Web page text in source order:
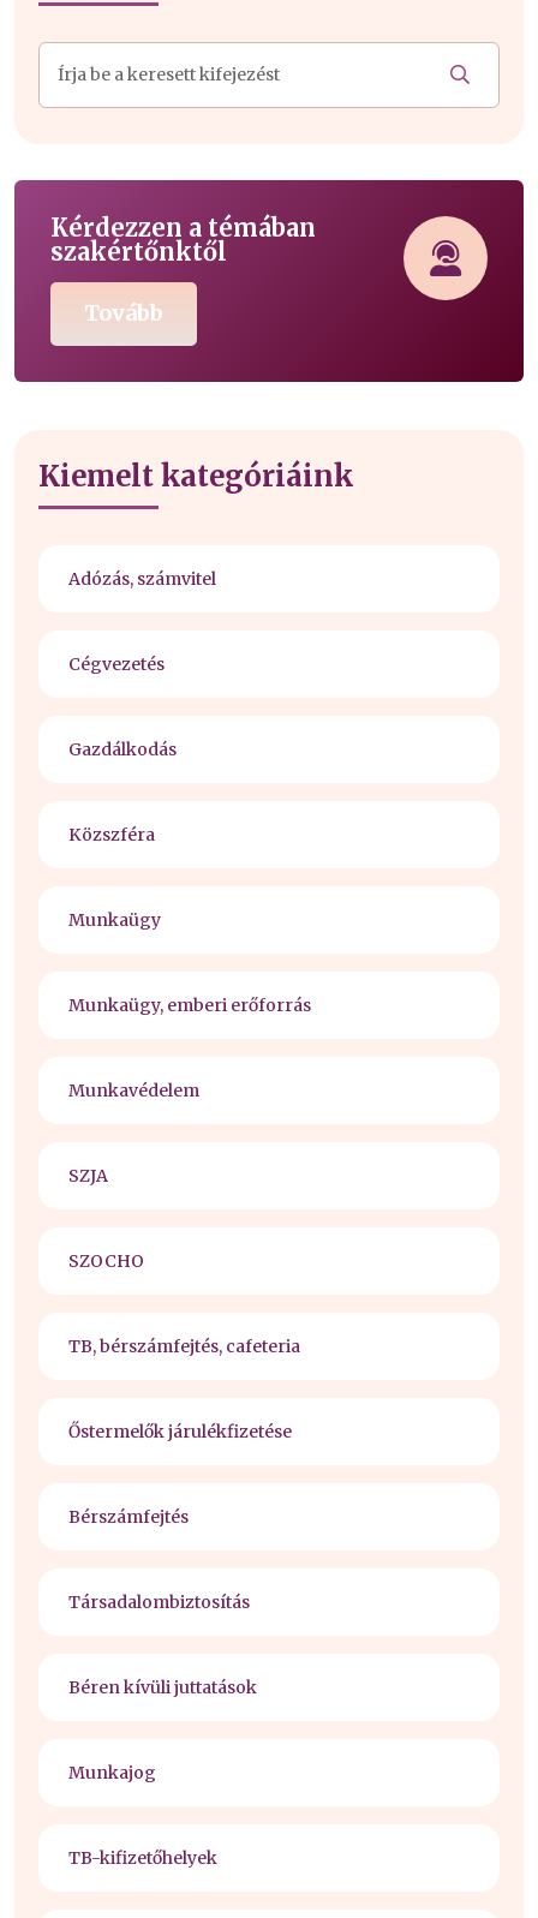
Kérdezzen a témában
szakértőnktől
Tovább
Kiemelt kategóriáink
Adózás, számvitel
Cégvezetés
Gazdálkodás
Közszféra
Munkaügy
Munkaügy, emberi erőforrás
Munkavédelem
SZJA
SZOCHO
TB, bérszámfejtés, cafeteria
Őstermelők járulékfizetése
Bérszámfejtés
Társadalombiztosítás
Béren kívüli juttatások
Munkajog
TB-kifizetőhelyek